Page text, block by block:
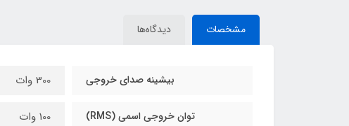
مشخصات دیدگاه‌ها
بیشینه صدای خروجی 300 وات
توان خروجی اسمی (RMS) 100 وات